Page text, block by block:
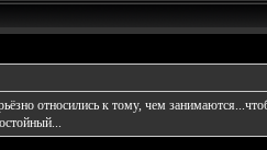
относились к тому, чем